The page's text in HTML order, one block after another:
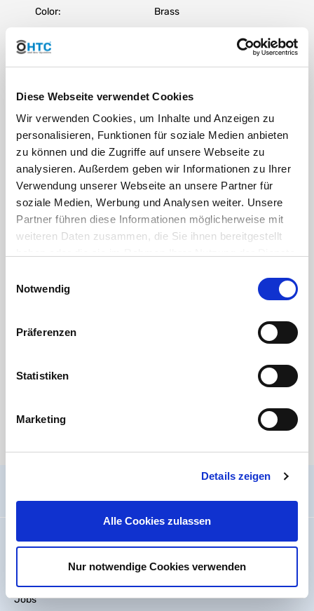
Diese Webseite verwendet Cookies
Wir verwenden Cookies, um Inhalte und Anzeigen zu
personalisieren, Funktionen für soziale Medien anbieten
zu können und die Zugriffe auf unsere Webseite zu
analysieren. Außerdem geben wir Informationen zu Ihrer
Verwendung unserer Webseite an unsere Partner für
soziale Medien, Werbung und Analysen weiter. Unsere
Partner führen diese Informationen möglicherweise mit
weiteren Daten zusammen, die Sie ihnen bereitgestellt
Cookies, wenn Sie unsere Webseite weiterhin nutzen.
Notwendig
Präferenzen
Statistiken
Marketing
Details zeigen
Alle Cookies zulassen
Nur notwendige Cookies verwenden
Color: Brass
RoHS confirmation HTC
DOWNLOAD
REACH addition brass HTC
DOWNLOAD
the thread identification - or why 1" is not 25.4mm
In der EU ansässiger Wirtschaftsbeteiligter, der sicherstellt, dass das Produkt den
erforderlichen Vorschriften entspricht:
91257 Pegnitz
General information
Imprint
Jobs